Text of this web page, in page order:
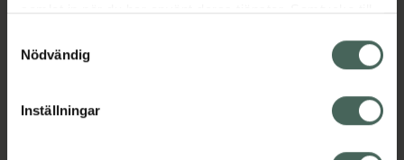
samlat in när du har använt deras tjänster. Samtycke till
återkalla ditt samtycke via webbplatsens
cookieinställningar. Ett återkallat samtycke påverkar inte
lagligheten av behandling som skett innan återkallelsen.
Nödvändig
Inställningar
Visa